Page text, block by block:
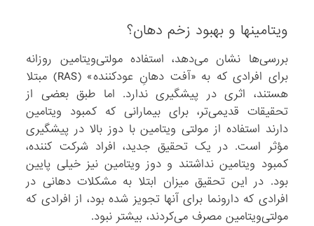
ویتامینها و بهبود زخم دهان؟
بررسی‌ها نشان می‌دهد، استفاده مولتی‌ویتامین روزانه
برای افرادی که به «آفت دهانِ عودکننده» (RAS) مبتلا
هستند، اثری در پیشگیری ندارد. اما طبق بعضی از
تحقیقات قدیمی‌تر، برای بیمارانی که کمبود ویتامین
دارند استفاده از مولتی ویتامین با دوز بالا در پیشگیری
مؤثر است. در یک تحقیق جدید، افراد شرکت کننده،
کمبود ویتامین نداشتند و دوز ویتامین نیز خیلی پایین
بود. در این تحقیق میزان ابتلا به مشکلات دهانی در
افرادی که دارونما برای آنها تجویز شده بود، از افرادی که
مولتی‌ویتامین مصرف می‌کردند، بیشتر نبود.